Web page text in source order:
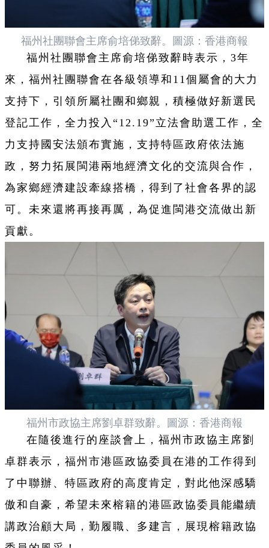
福州社團聯會主席俞培俤致辭。圖源：香港商報
福州社團聯會主席俞培俤致辭時表示，3年
來，福州社團聯會在各級領導和11個屬會的大力
支持下，引領所屬社團和鄉親，積極做好新選民
登記工作，全力投入“12.19”立法會助選工作，全
力支持國安法頒布實施，支持特區政府依法施
政，努力拓展閩港兩地經濟文化的交流與合作，
為家鄉經濟建設牽線搭橋，得到了社會各界的認
可。未來還將再接再厲，為促進閩港交流做出新
貢獻。
福州市政協主席劉卓群致辭。圖源：香港商報
在隨後進行的座談會上，福州市政協主席劉
卓群表示，福州市港區政協委員在港的工作得到
了中聯辦、特區政府的高度肯定，對此他深感驕
傲和自豪，希望未來榕籍的港區政協委員能繼續
講政治顧大局，勤履職、多建言，展現榕籍政協